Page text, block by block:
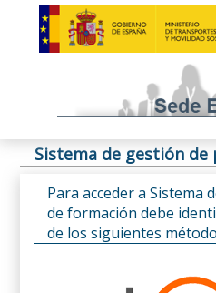
Sistema de gestión
Para acceder a Sistema
de formación debe
de los siguientes